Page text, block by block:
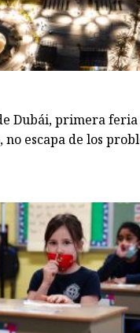
Dubái, primera
escapa de los